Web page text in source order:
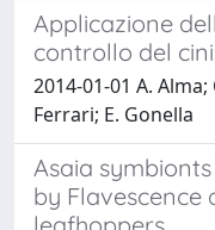
Applicazione
controllo del
2014-01-01 A.
Ferrari; E. Gonella
Asaia
by Flavescence